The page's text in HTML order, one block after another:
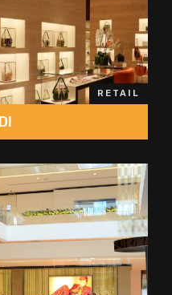
RETAIL